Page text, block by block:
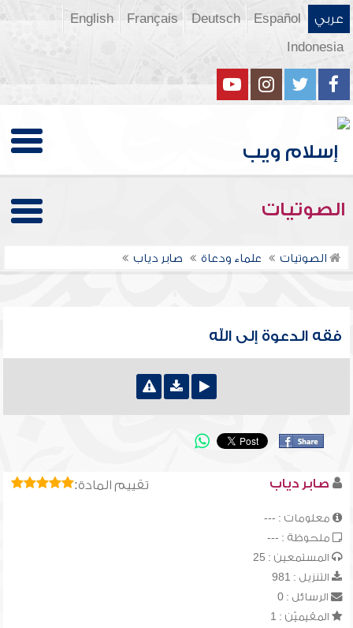
عربي Español
Deutsch
Français
English
Indonesia
الصوتيات
الصوتيات علماء ودعاة صابر دياب
فقه الدعوة إلى الله
تقييم المادة: صابر دياب
معلومات : ---
ملحوظة : ---
المستمعين : 25
التنزيل : 981
الرسائل : 0
المقيميّن : 1